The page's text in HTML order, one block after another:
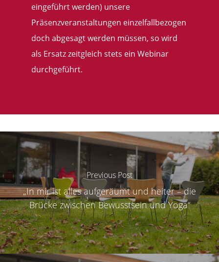
eingeführt werden) unsere
Präsenzveranstaltungen einzelfallbezogen
doch abgesagt werden müssen, so wird
als Ersatz zeitgleich stets ein Webinar
durchgeführt.
Previous Post
„In mir ist alles aufgeräumt und heiter – die
Brücke zwischen Bewusstsein und Yoga“